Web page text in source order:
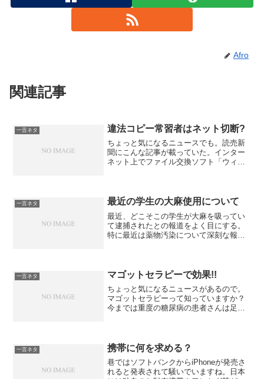
Afro
関連記事
一言ネタ 違法コピー常習者はネット切断?
ちょっと気になるニュースでも。読売新
聞にこんな記事が載っていた。インター
ネット上でファイル交換ソフト「ウィニ
者）が加盟する四つの業...
一言ネタ 最近の学生の大麻使用について
最近、どこそこの学生が大麻を吸ってい
て逮捕されたとの報道をよく目にする。
特に最近は薬物汚染について深刻な報道
いいましたよ。繁華街で持...
一言ネタ マゴットセラピーで効果!!
ちょっと気になるニュースがあるので。
マゴットセラピーって知っていますか？
今までは重度の糖尿病の患者さんは足が
この治療法を知って、帰国...
一言ネタ 携帯に何を求める？
巷ではソフトバンクからiPhoneが発売さ
れると発表されて騒いでいますね。日本